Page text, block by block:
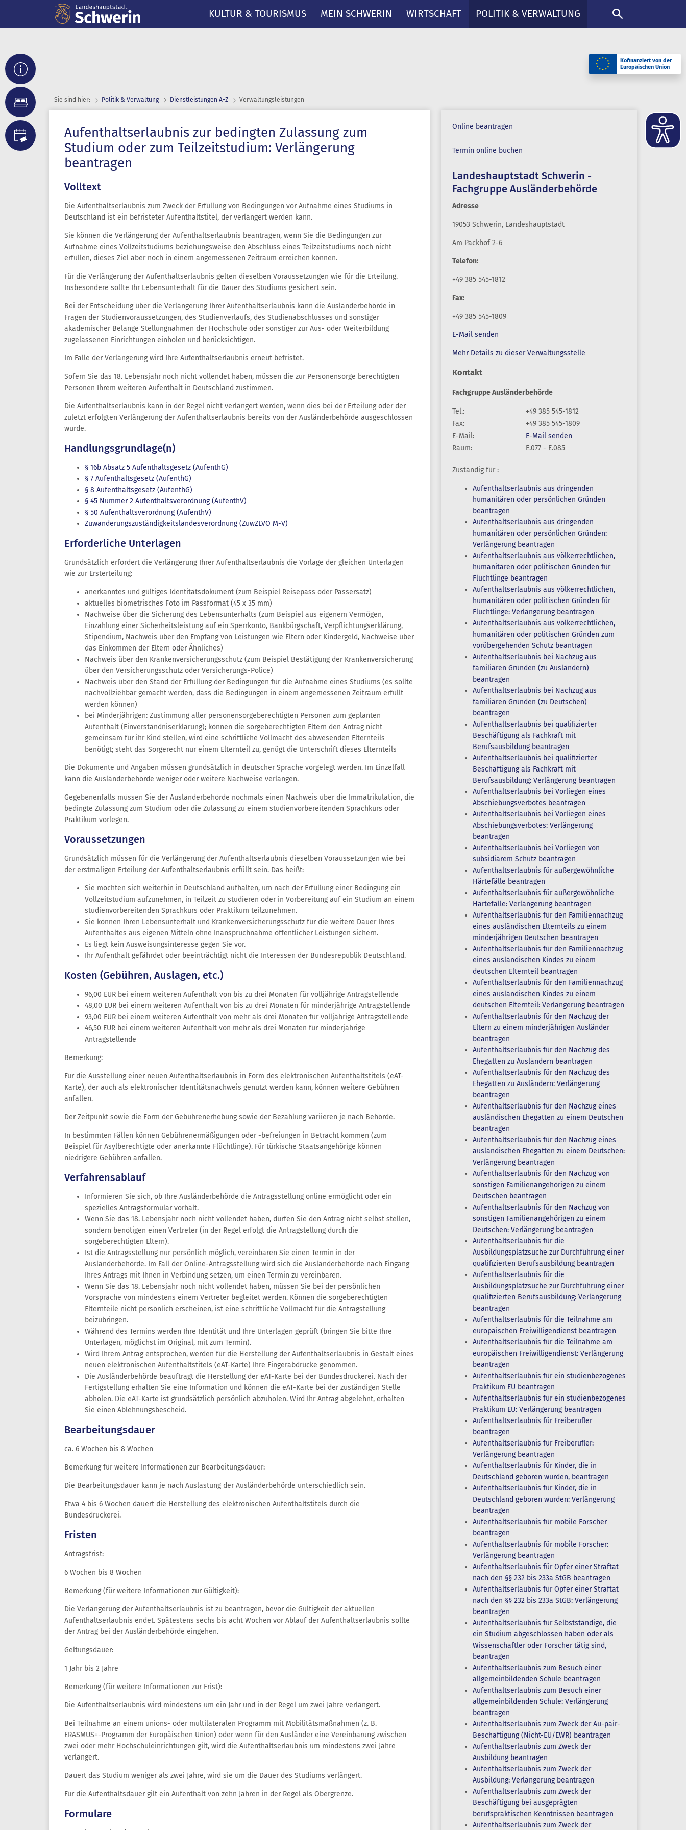
Kofinanziert von der
Europäischen Union
DE
KULTUR & TOURISMUS MEIN SCHWERIN WIRTSCHAFT POLITIK & VERWALTUNG
Sie sind hier: Politik & Verwaltung Dienst­leistungen A-Z Verwaltungsleistungen
Aufenthaltserlaubnis zur bedingten Zulassung zum
Studium oder zum Teilzeitstudium: Verlängerung
beantragen
Volltext
Die Aufenthaltserlaubnis zum Zweck der Erfüllung von Bedingungen vor Aufnahme eines Studiums in
Deutschland ist ein befristeter Aufenthaltstitel, der verlängert werden kann.
Sie können die Verlängerung der Aufenthaltserlaubnis beantragen, wenn Sie die Bedingungen zur
Aufnahme eines Vollzeitstudiums beziehungsweise den Abschluss eines Teilzeitstudiums noch nicht
erfüllen, dieses Ziel aber noch in einem angemessenen Zeitraum erreichen können.
Für die Verlängerung der Aufenthaltserlaubnis gelten dieselben Voraussetzungen wie für die Erteilung.
Insbesondere sollte Ihr Lebensunterhalt für die Dauer des Studiums gesichert sein.
Bei der Entscheidung über die Verlängerung Ihrer Aufenthaltserlaubnis kann die Ausländerbehörde in
Fragen der Studienvoraussetzungen, des Studienverlaufs, des Studienabschlusses und sonstiger
akademischer Belange Stellungnahmen der Hochschule oder sonstiger zur Aus- oder Weiterbildung
zugelassenen Einrichtungen einholen und berücksichtigen.
Im Falle der Verlängerung wird Ihre Aufenthaltserlaubnis erneut befristet.
Sofern Sie das 18. Lebensjahr noch nicht vollendet haben, müssen die zur Personensorge berechtigten
Personen Ihrem weiteren Aufenthalt in Deutschland zustimmen.
Die Aufenthaltserlaubnis kann in der Regel nicht verlängert werden, wenn dies bei der Erteilung oder der
zuletzt erfolgten Verlängerung der Aufenthaltserlaubnis bereits von der Ausländerbehörde ausgeschlossen
wurde.
Handlungsgrundlage(n)
§ 16b Absatz 5 Aufenthaltsgesetz (AufenthG)
§ 7 Aufenthaltsgesetz (AufenthG)
§ 8 Aufenthaltsgesetz (AufenthG)
§ 45 Nummer 2 Aufenthaltsverordnung (AufenthV)
§ 50 Aufenthaltsverordnung (AufenthV)
Zuwanderungszuständigkeitslandesverordnung (ZuwZLVO M-V)
Erforderliche Unterlagen
Grundsätzlich erfordert die Verlängerung Ihrer Aufenthaltserlaubnis die Vorlage der gleichen Unterlagen
wie zur Ersterteilung:
anerkanntes und gültiges Identitätsdokument (zum Beispiel Reisepass oder Passersatz)
aktuelles biometrisches Foto im Passformat (45 x 35 mm)
Nachweise über die Sicherung des Lebensunterhalts (zum Beispiel aus eigenem Vermögen,
Einzahlung einer Sicherheitsleistung auf ein Sperrkonto, Bankbürgschaft, Verpflichtungserklärung,
Stipendium, Nachweis über den Empfang von Leistungen wie Eltern oder Kindergeld, Nachweise über
das Einkommen der Eltern oder Ähnliches)
Nachweis über den Krankenversicherungsschutz (zum Beispiel Bestätigung der Krankenversicherung
über den Versicherungsschutz oder Versicherungs-Police)
Nachweis über den Stand der Erfüllung der Bedingungen für die Aufnahme eines Studiums (es sollte
nachvollziehbar gemacht werden, dass die Bedingungen in einem angemessenen Zeitraum erfüllt
werden können)
bei Minderjährigen: Zustimmung aller personensorgeberechtigten Personen zum geplanten
Aufenthalt (Einverständniserklärung); können die sorgeberechtigten Eltern den Antrag nicht
gemeinsam für ihr Kind stellen, wird eine schriftliche Vollmacht des abwesenden Elternteils
benötigt; steht das Sorgerecht nur einem Elternteil zu, genügt die Unterschrift dieses Elternteils
Die Dokumente und Angaben müssen grundsätzlich in deutscher Sprache vorgelegt werden. Im Einzelfall
kann die Ausländerbehörde weniger oder weitere Nachweise verlangen.
Gegebenenfalls müssen Sie der Ausländerbehörde nochmals einen Nachweis über die Immatrikulation, die
bedingte Zulassung zum Studium oder die Zulassung zu einem studienvorbereitenden Sprachkurs oder
Praktikum vorlegen.
Voraussetzungen
Grundsätzlich müssen für die Verlängerung der Aufenthaltserlaubnis dieselben Voraussetzungen wie bei
der erstmaligen Erteilung der Aufenthaltserlaubnis erfüllt sein. Das heißt:
Sie möchten sich weiterhin in Deutschland aufhalten, um nach der Erfüllung einer Bedingung ein
Vollzeitstudium aufzunehmen, in Teilzeit zu studieren oder in Vorbereitung auf ein Studium an einem
studienvorbereitenden Sprachkurs oder Praktikum teilzunehmen.
Sie können Ihren Lebensunterhalt und Krankenversicherungsschutz für die weitere Dauer Ihres
Aufenthaltes aus eigenen Mitteln ohne Inanspruchnahme öffentlicher Leistungen sichern.
Es liegt kein Ausweisungsinteresse gegen Sie vor.
Ihr Aufenthalt gefährdet oder beeinträchtigt nicht die Interessen der Bundesrepublik Deutschland.
Kosten (Gebühren, Auslagen, etc.)
96,00 EUR bei einem weiteren Aufenthalt von bis zu drei Monaten für volljährige Antragstellende
48,00 EUR bei einem weiteren Aufenthalt von bis zu drei Monaten für minderjährige Antragstellende
93,00 EUR bei einem weiteren Aufenthalt von mehr als drei Monaten für volljährige Antragstellende
46,50 EUR bei einem weiteren Aufenthalt von mehr als drei Monaten für minderjährige
Antragstellende
Bemerkung:
Für die Ausstellung einer neuen Aufenthaltserlaubnis in Form des elektronischen Aufenthaltstitels (eAT-
Karte), der auch als elektronischer Identitätsnachweis genutzt werden kann, können weitere Gebühren
anfallen.
Der Zeitpunkt sowie die Form der Gebührenerhebung sowie der Bezahlung variieren je nach Behörde.
In bestimmten Fällen können Gebührenermäßigungen oder -befreiungen in Betracht kommen (zum
Beispiel für Asylberechtigte oder anerkannte Flüchtlinge). Für türkische Staatsangehörige können
niedrigere Gebühren anfallen.
Verfahrensablauf
Informieren Sie sich, ob Ihre Ausländerbehörde die Antragsstellung online ermöglicht oder ein
spezielles Antragsformular vorhält.
Wenn Sie das 18. Lebensjahr noch nicht vollendet haben, dürfen Sie den Antrag nicht selbst stellen,
sondern benötigen einen Vertreter (in der Regel erfolgt die Antragstellung durch die
sorgeberechtigten Eltern).
Ist die Antragsstellung nur persönlich möglich, vereinbaren Sie einen Termin in der
Ausländerbehörde. Im Fall der Online-Antragsstellung wird sich die Ausländerbehörde nach Eingang
Ihres Antrags mit Ihnen in Verbindung setzen, um einen Termin zu vereinbaren.
Wenn Sie das 18. Lebensjahr noch nicht vollendet haben, müssen Sie bei der persönlichen
Vorsprache von mindestens einem Vertreter begleitet werden. Können die sorgeberechtigten
Elternteile nicht persönlich erscheinen, ist eine schriftliche Vollmacht für die Antragstellung
beizubringen.
Während des Termins werden Ihre Identität und Ihre Unterlagen geprüft (bringen Sie bitte Ihre
Unterlagen, möglichst im Original, mit zum Termin).
Wird Ihrem Antrag entsprochen, werden für die Herstellung der Aufenthaltserlaubnis in Gestalt eines
neuen elektronischen Aufenthaltstitels (eAT-Karte) Ihre Fingerabdrücke genommen.
Die Ausländerbehörde beauftragt die Herstellung der eAT-Karte bei der Bundesdruckerei. Nach der
Fertigstellung erhalten Sie eine Information und können die eAT-Karte bei der zuständigen Stelle
abholen. Die eAT-Karte ist grundsätzlich persönlich abzuholen. Wird Ihr Antrag abgelehnt, erhalten
Sie einen Ablehnungsbescheid.
Bearbeitungsdauer
ca. 6 Wochen bis 8 Wochen
Bemerkung für weitere Informationen zur Bearbeitungsdauer:
Die Bearbeitungsdauer kann je nach Auslastung der Ausländerbehörde unterschiedlich sein.
Etwa 4 bis 6 Wochen dauert die Herstellung des elektronischen Aufenthaltstitels durch die
Bundesdruckerei.
Fristen
Antragsfrist:
6 Wochen bis 8 Wochen
Bemerkung (für weitere Informationen zur Gültigkeit):
Die Verlängerung der Aufenthaltserlaubnis ist zu beantragen, bevor die Gültigkeit der aktuellen
Aufenthaltserlaubnis endet. Spätestens sechs bis acht Wochen vor Ablauf der Aufenthaltserlaubnis sollte
der Antrag bei der Ausländerbehörde eingehen.
Geltungsdauer:
1 Jahr bis 2 Jahre
Bemerkung (für weitere Informationen zur Frist):
Die Aufenthaltserlaubnis wird mindestens um ein Jahr und in der Regel um zwei Jahre verlängert.
Bei Teilnahme an einem unions- oder multilateralen Programm mit Mobilitätsmaßnahmen (z. B.
ERASMUS+-Programm der Europäischen Union) oder wenn für den Ausländer eine Vereinbarung zwischen
zwei oder mehr Hochschuleinrichtungen gilt, wird die Aufenthaltserlaubnis um mindestens zwei Jahre
verlängert.
Dauert das Studium weniger als zwei Jahre, wird sie um die Dauer des Studiums verlängert.
Für die Aufenthaltsdauer gilt ein Aufenthalt von zehn Jahren in der Regel als Obergrenze.
Formulare
Online beantragen
Termin online buchen
Landeshauptstadt Schwerin -
Fachgruppe Ausländerbehörde
Adresse
19053 Schwerin, Landeshauptstadt
Am Packhof 2-6
Telefon:
+49 385 545-1812
Fax:
+49 385 545-1809
E-Mail senden
Mehr Details zu dieser Verwaltungsstelle
Kontakt
Fachgruppe Ausländerbehörde
Tel.:
+49 385 545-1812
Fax:
+49 385 545-1809
E-Mail:
E-Mail senden
Raum:
E.077 - E.085
Zuständig für :
Aufenthaltserlaubnis aus dringenden
humanitären oder persönlichen Gründen
beantragen
Aufenthaltserlaubnis aus dringenden
humanitären oder persönlichen Gründen:
Verlängerung beantragen
Aufenthaltserlaubnis aus völkerrechtlichen,
humanitären oder politischen Gründen für
Flüchtlinge beantragen
Aufenthaltserlaubnis aus völkerrechtlichen,
humanitären oder politischen Gründen für
Flüchtlinge: Verlängerung beantragen
Aufenthaltserlaubnis aus völkerrechtlichen,
humanitären oder politischen Gründen zum
vorübergehenden Schutz beantragen
Aufenthaltserlaubnis bei Nachzug aus
familiären Gründen (zu Ausländern)
beantragen
Aufenthaltserlaubnis bei Nachzug aus
familiären Gründen (zu Deutschen)
beantragen
Aufenthaltserlaubnis bei qualifizierter
Beschäftigung als Fachkraft mit
Berufsausbildung beantragen
Aufenthaltserlaubnis bei qualifizierter
Beschäftigung als Fachkraft mit
Berufsausbildung: Verlängerung beantragen
Aufenthaltserlaubnis bei Vorliegen eines
Abschiebungsverbotes beantragen
Aufenthaltserlaubnis bei Vorliegen eines
Abschiebungsverbotes: Verlängerung
beantragen
Aufenthaltserlaubnis bei Vorliegen von
subsidiärem Schutz beantragen
Aufenthaltserlaubnis für außergewöhnliche
Härtefälle beantragen
Aufenthaltserlaubnis für außergewöhnliche
Härtefälle: Verlängerung beantragen
Aufenthaltserlaubnis für den Familiennachzug
eines ausländischen Elternteils zu einem
minderjährigen Deutschen beantragen
Aufenthaltserlaubnis für den Familiennachzug
eines ausländischen Kindes zu einem
deutschen Elternteil beantragen
Aufenthaltserlaubnis für den Familiennachzug
eines ausländischen Kindes zu einem
deutschen Elternteil: Verlängerung beantragen
Aufenthaltserlaubnis für den Nachzug der
Eltern zu einem minderjährigen Ausländer
beantragen
Aufenthaltserlaubnis für den Nachzug des
Ehegatten zu Ausländern beantragen
Aufenthaltserlaubnis für den Nachzug des
Ehegatten zu Ausländern: Verlängerung
beantragen
Aufenthaltserlaubnis für den Nachzug eines
ausländischen Ehegatten zu einem Deutschen
beantragen
Aufenthaltserlaubnis für den Nachzug eines
ausländischen Ehegatten zu einem Deutschen:
Verlängerung beantragen
Aufenthaltserlaubnis für den Nachzug von
sonstigen Familienangehörigen zu einem
Deutschen beantragen
Aufenthaltserlaubnis für den Nachzug von
sonstigen Familienangehörigen zu einem
Deutschen: Verlängerung beantragen
Aufenthaltserlaubnis für die
Ausbildungsplatzsuche zur Durchführung einer
qualifizierten Berufsausbildung beantragen
Aufenthaltserlaubnis für die
Ausbildungsplatzsuche zur Durchführung einer
qualifizierten Berufsausbildung: Verlängerung
beantragen
Aufenthaltserlaubnis für die Teilnahme am
europäischen Freiwilligendienst beantragen
Aufenthaltserlaubnis für die Teilnahme am
europäischen Freiwilligendienst: Verlängerung
beantragen
Aufenthaltserlaubnis für ein studienbezogenes
Praktikum EU beantragen
Aufenthaltserlaubnis für ein studienbezogenes
Praktikum EU: Verlängerung beantragen
Aufenthaltserlaubnis für Freiberufler
beantragen
Aufenthaltserlaubnis für Freiberufler:
Verlängerung beantragen
Aufenthaltserlaubnis für Kinder, die in
Deutschland geboren wurden, beantragen
Aufenthaltserlaubnis für Kinder, die in
Deutschland geboren wurden: Verlängerung
beantragen
Aufenthaltserlaubnis für mobile Forscher
beantragen
Aufenthaltserlaubnis für mobile Forscher:
Verlängerung beantragen
Aufenthaltserlaubnis für Opfer einer Straftat
nach den §§ 232 bis 233a StGB beantragen
Aufenthaltserlaubnis für Opfer einer Straftat
nach den §§ 232 bis 233a StGB: Verlängerung
beantragen
Aufenthaltserlaubnis für Selbstständige, die
ein Studium abgeschlossen haben oder als
Wissenschaftler oder Forscher tätig sind,
beantragen
Aufenthaltserlaubnis zum Besuch einer
allgemeinbildenden Schule beantragen
Aufenthaltserlaubnis zum Besuch einer
allgemeinbildenden Schule: Verlängerung
beantragen
Aufenthaltserlaubnis zum Zweck der Au-pair-
Beschäftigung (Nicht-EU/EWR) beantragen
Aufenthaltserlaubnis zum Zweck der
Ausbildung beantragen
Aufenthaltserlaubnis zum Zweck der
Ausbildung: Verlängerung beantragen
Aufenthaltserlaubnis zum Zweck der
Beschäftigung bei ausgeprägten
berufspraktischen Kenntnissen beantragen
Aufenthaltserlaubnis zum Zweck der